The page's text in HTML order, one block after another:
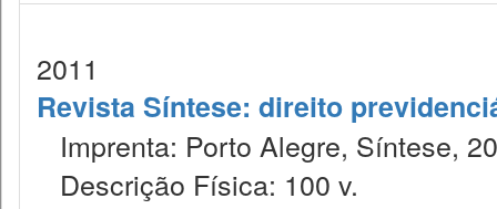
2011
Revista Síntese: direito
Imprenta: Porto Alegre, Síntese,
Descrição Física: 100 v.